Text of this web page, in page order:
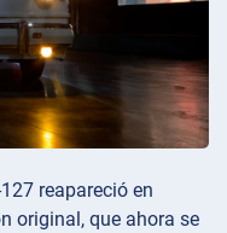
reapareció en
original, que ahora se